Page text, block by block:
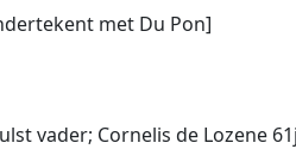
met Du Pon]
vader; Cornelis de Lozene